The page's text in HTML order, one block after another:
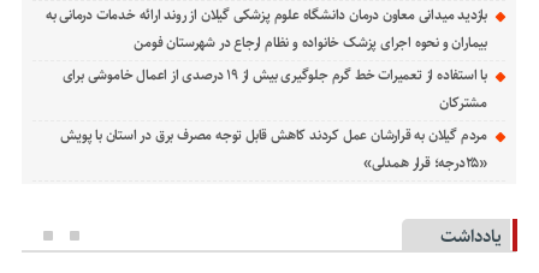
بازدید میدانی معاون درمان دانشگاه علوم پزشکی گیلان از روند ارائه خدمات درمانی به
بیماران و نحوه اجرای پزشک خانواده و نظام ارجاع در شهرستان فومن
با استفاده از تعمیرات خط گرم جلوگیری بیش از ۱۹ درصدی از اعمال خاموشی برای
مشتركان
مردم گیلان به قرارشان عمل کردند كاهش قابل توجه مصرف برق در استان با پویش
یادداشت